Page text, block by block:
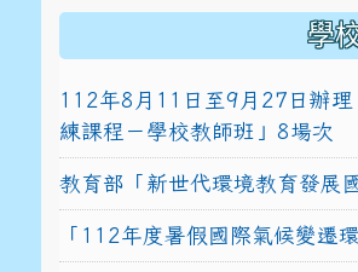
學
112年8月11日至9月27日辦理
練課程－學校教師班」8場次
教育部「新世代環境教育發展
「112年度暑假國際氣候變遷